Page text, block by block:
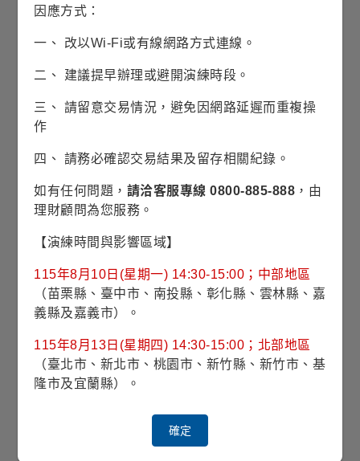
現階段股債市展望均衡，
防禦股均衡布局，投資級與非投資級債兼
最新經理人評論
與不確定性共舞：保持靈活、專注收益
美債殖利率上行，美國平衡策略穩健前行
每季投資展望
2026年第二季美股財報觀察與展望
美國聚焦
油價高漲，美國股債策略逆勢「揩油」
因應方式：
一、 改以Wi-Fi或有線網路方式連線。
二、 建議提早辦理或避開演練時段。
三、 請留意交易情況，避免因網路延遲而重複操
作
四、 請務必確認交易結果及留存相關紀錄。
如有任何問題， 請洽客服專線 0800-885-888 ，由
理財顧問為您服務。
【演練時間與影響區域】
115年8月10日(星期一) 14:30-15:00；中部地區
（苗栗縣、臺中市、南投縣、彰化縣、雲林縣、嘉
義縣及嘉義市）。
115年8月13日(星期四) 14:30-15:00；北部地區
（臺北市、新北市、桃園市、新竹縣、新竹市、基
隆市及宜蘭縣）。
確定